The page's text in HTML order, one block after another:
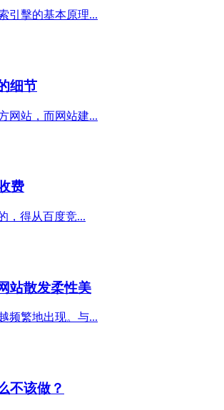
引擊的基本原理...
细节
网站，而网站建...
费
，得从百度竞...
站散发柔性美
频繁地出现。与...
不该做？